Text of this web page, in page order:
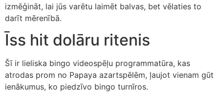
izmēģināt, lai jūs varētu laimēt balvas, bet vēlaties to
darīt mērenībā.
Īss hit dolāru ritenis
Šī ir lieliska bingo videospēļu programmatūra, kas
atrodas prom no Papaya azartspēlēm, ļaujot vienam gūt
ienākumus, ko piedzīvo bingo turnīros.